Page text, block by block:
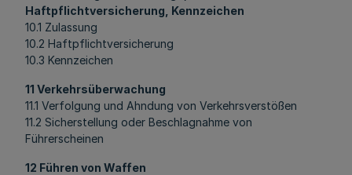
Haftpflichtversicherung, Kennzeichen
10.1 Zulassung
10.2 Haftpflichtversicherung
10.3 Kennzeichen
11 Verkehrsüberwachung
11.1 Verfolgung und Ahndung von Verkehrsverstößen
11.2 Sicherstellung oder Beschlagnahme von
Führerscheinen
12 Führen von Waffen